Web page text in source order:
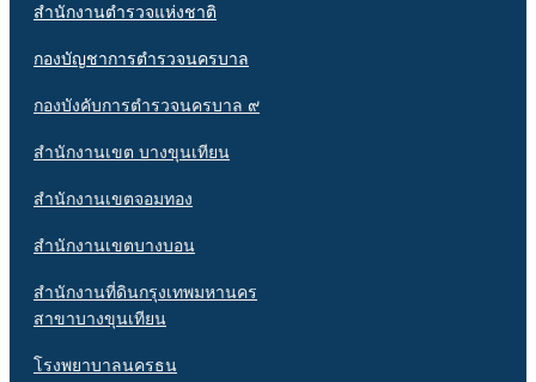
สำนักงานตำรวจแห่งชาติ
กองบัญชาการตำรวจนครบาล
กองบังคับการตำรวจนครบาล ๙
สำนักงานเขต บางขุนเทียน
สำนักงานเขตจอมทอง
สำนักงานเขตบางบอน
สำนักงานที่ดินกรุงเทพมหานคร
สาขาบางขุนเทียน
โรงพยาบาลนครธน